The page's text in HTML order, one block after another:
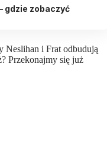
gdzie zobaczyć
Neslihan i Frat odbudują
Przekonajmy się już